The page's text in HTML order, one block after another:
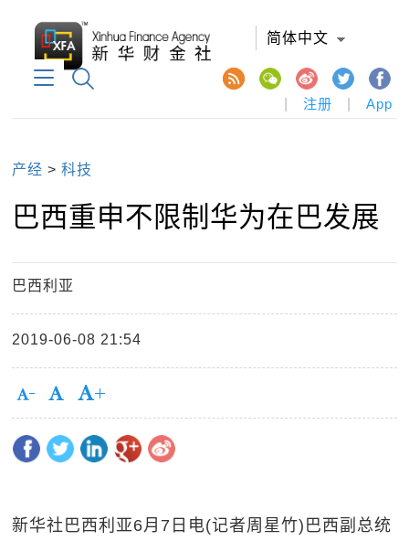
简体中文
注册 App
产经 >科技
巴西重申不限制华为在巴发展
巴西利亚
2019-06-08 21:54
新华社巴西利亚6月7日电(记者周星竹)巴西副总统